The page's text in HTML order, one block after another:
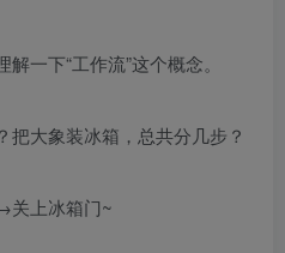
一下“工作流”这个概念。​
大象装冰箱，总共分几步？​
上冰箱门~​